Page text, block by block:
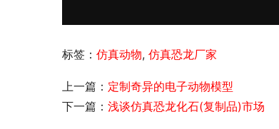
标签： 仿真动物, 仿真恐龙厂家
上一篇： 定制奇异的电子动物模型
下一篇： 浅谈仿真恐龙化石(复制品)市场